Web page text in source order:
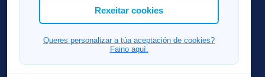
Rexeitar cookies
Queres personalizar a túa aceptación de cookies?
Faino aquí.
ACORUÑAXA
FERROLXA
OURENSEXA